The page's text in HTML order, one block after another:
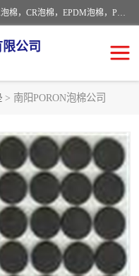
深圳市利源胶粘制品有限公司专业生产，井上泡棉，CR泡棉，EPDM泡棉，PORON泡棉厚度剖切，公差正负0.1mm，硅胶条，脚垫，异形一次成型，雕刻EVA海绵；包装材料:精密仪器、医疗器具、运输时缓冲、防震材料。建筑:住房装潢材料、房屋门窗密封；轻便、强韧性：轻便并且具有较强的韧性，良好的耐油性与耐溶剂性。隔热性：导热性低具有优越的保温性，具有的回弹性。
公司
> 南阳PORON泡棉公司
火海绵
胶脚垫